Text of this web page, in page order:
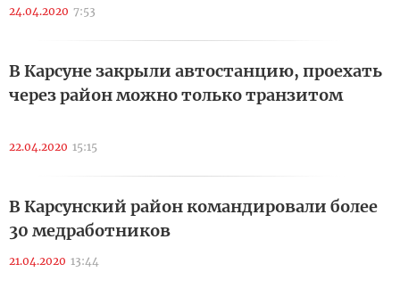
24.04.2020 7:53
В Карсуне закрыли автостанцию, проехать
через район можно только транзитом
22.04.2020 15:15
В Карсунский район командировали более
30 медработников
21.04.2020 13:44